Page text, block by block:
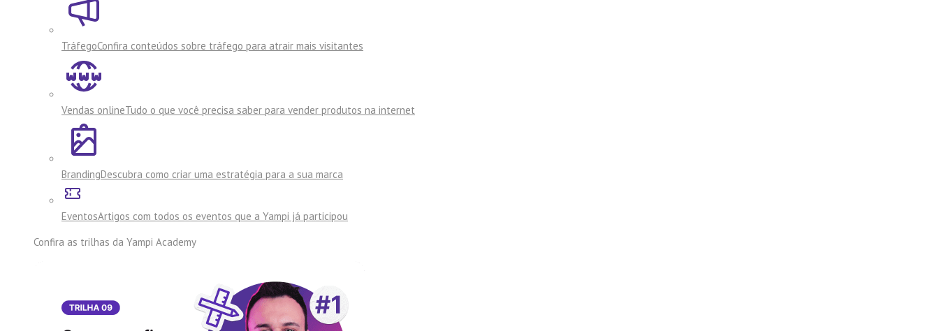
TráfegoConfira conteúdos sobre tráfego para atrair mais visitantes
Vendas onlineTudo o que você precisa saber para vender produtos na internet
BrandingDescubra como criar uma estratégia para a sua marca
EventosArtigos com todos os eventos que a Yampi já participou
Confira as trilhas da Yampi Academy